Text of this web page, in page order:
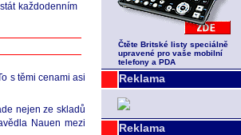
Čtěte Britské listy speciálně
upravené pro vaše mobilní
telefony a PDA
Reklama
Reklama
každodenním
s těmi cenami asi
nejen ze skladů
Nauen mezi